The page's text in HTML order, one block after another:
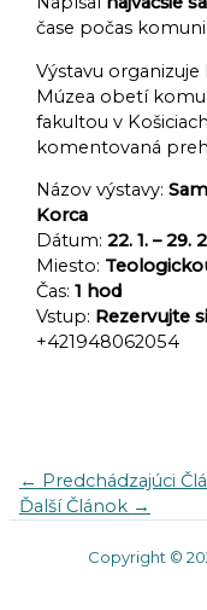
čase počas
Výstavu organizuje
Múzea obetí
fakultou v
komentovaná
Názov výstavy:
Korca
Dátum:22. 1. – 29.
Miesto:
Čas:1 hod
Vstup: Rezervujte
+421948062054
← Predchádzajúci
Ďalší Článok →
Copyright ©